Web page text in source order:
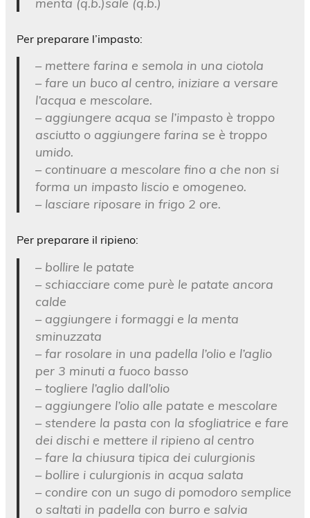
Per preparare l’impasto:
– mettere farina e semola in una ciotola
– fare un buco al centro, iniziare a versare
l’acqua e mescolare.
– aggiungere acqua se l’impasto è troppo
asciutto o aggiungere farina se è troppo
umido.
– continuare a mescolare fino a che non si
forma un impasto liscio e omogeneo.
– lasciare riposare in frigo 2 ore.
Per preparare il ripieno:
– bollire le patate
– schiacciare come purè le patate ancora
calde
– aggiungere i formaggi e la menta
sminuzzata
– far rosolare in una padella l’olio e l’aglio
per 3 minuti a fuoco basso
– togliere l’aglio dall’olio
– aggiungere l’olio alle patate e mescolare
– stendere la pasta con la sfogliatrice e fare
dei dischi e mettere il ripieno al centro
– fare la chiusura tipica dei culurgionis
– bollire i culurgionis in acqua salata
– condire con un sugo di pomodoro semplice
o saltati in padella con burro e salvia